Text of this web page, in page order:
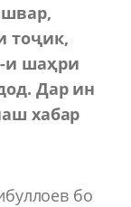
тоҷик,
и шаҳри
Дар ин
хабар
бо